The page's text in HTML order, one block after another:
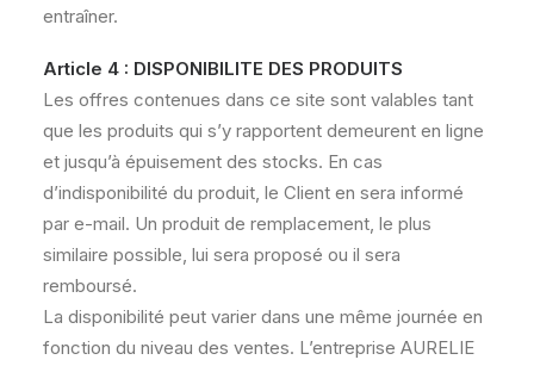
entraîner.
Article 4 : DISPONIBILITE DES PRODUITS
Les offres contenues dans ce site sont valables tant
que les produits qui s’y rapportent demeurent en ligne
et jusqu’à épuisement des stocks. En cas
d’indisponibilité du produit, le Client en sera informé
par e-mail. Un produit de remplacement, le plus
similaire possible, lui sera proposé ou il sera
remboursé.
La disponibilité peut varier dans une même journée en
fonction du niveau des ventes. L’entreprise AURELIE